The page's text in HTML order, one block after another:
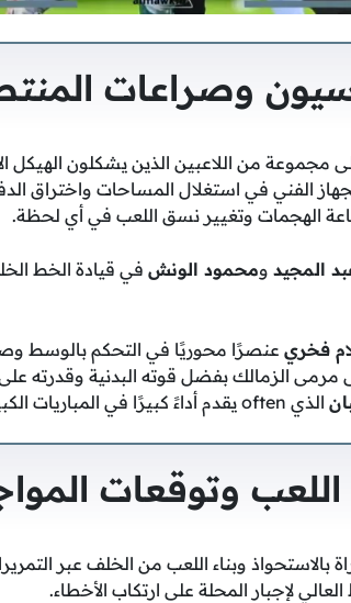
وصراعات
مجموعة من اللاعبين الذين يشكلون الهيكل
الفني في استغلال المساحات واختراق
الهجمات وتغيير نسق اللعب في أي لحظة.
المجيد ومحمود الونش في قيادة الخط
فخري عنصرًا محوريًا في التحكم بالوسط
مرمى الزمالك بفضل قوته البدنية وقدرته
الذي often يقدم أداءً كبيرًا في المباريات الكبيرة.
وتوقعات
بالاستحواذ وبناء اللعب من الخلف عبر
لإجبار المحلة على ارتكاب الأخطاء.